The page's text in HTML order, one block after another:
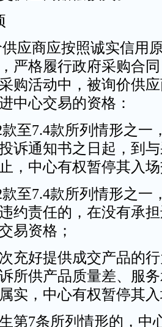
应商应按照诚实信用
严格履行政府采购合
购活动中，被询价供
中心交易的资格：
至7.4款所列情形之一
诉通知书之日起，到
，中心有权暂停其入
至7.4款所列情形之一
约责任的，在没有承
易资格；
充好提供成交产品的
所供产品质量差、服
实，中心有权暂停其
第7条所列情形的，中